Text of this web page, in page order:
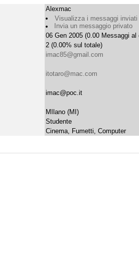
Alexmac
Visualizza i messaggi
Invia un messaggio privato
06 Gen 2005 (0.00 Messaggi al
2 (0.00% sul totale)
imac85@gmail.com
itotaro@mac.com
imac@poc.it
MIlano (MI)
Studente
Cinema, Fumetti, Computer